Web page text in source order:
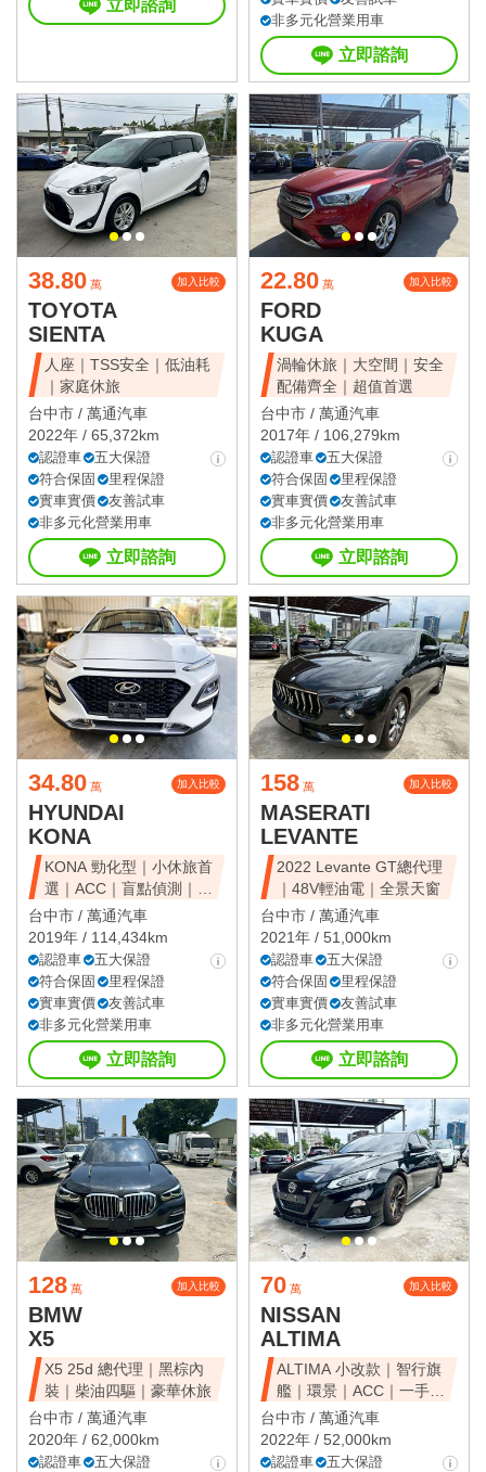
立即諮詢
非多元化營業用車
立即諮詢
38.80 萬 加入比較
TOYOTA
SIENTA
人座｜TSS安全｜低油耗
｜家庭休旅
台中市 / 萬通汽車
2022年 / 65,372km
認證車
五大保證
符合保固
里程保證
實車實價
友善試車
非多元化營業用車
立即諮詢
22.80 萬 加入比較
FORD
KUGA
渦輪休旅｜大空間｜安全
配備齊全｜超值首選
台中市 / 萬通汽車
2017年 / 106,279km
認證車
五大保證
符合保固
里程保證
實車實價
友善試車
非多元化營業用車
立即諮詢
34.80 萬 加入比較
HYUNDAI
KONA
KONA 勁化型｜小休旅首
選｜ACC｜盲點偵測｜省
油好開
台中市 / 萬通汽車
2019年 / 114,434km
認證車
五大保證
符合保固
里程保證
實車實價
友善試車
非多元化營業用車
立即諮詢
158 萬 加入比較
MASERATI
LEVANTE
2022 Levante GT總代理
｜48V輕油電｜全景天窗
台中市 / 萬通汽車
2021年 / 51,000km
認證車
五大保證
符合保固
里程保證
實車實價
友善試車
非多元化營業用車
立即諮詢
128 萬 加入比較
BMW
X5
X5 25d 總代理｜黑棕內
裝｜柴油四驅｜豪華休旅
台中市 / 萬通汽車
2020年 / 62,000km
認證車
五大保證
70 萬 加入比較
NISSAN
ALTIMA
ALTIMA 小改款｜智行旗
艦｜環景｜ACC｜一手美
車
台中市 / 萬通汽車
2022年 / 52,000km
認證車
五大保證